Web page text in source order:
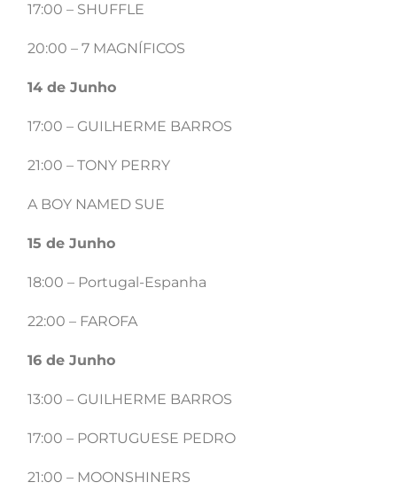
17:00 – SHUFFLE
20:00 – 7 MAGNÍFICOS
14 de Junho
17:00 – GUILHERME BARROS
21:00 – TONY PERRY
A BOY NAMED SUE
15 de Junho
18:00 – Portugal-Espanha
22:00 – FAROFA
16 de Junho
13:00 – GUILHERME BARROS
17:00 – PORTUGUESE PEDRO
21:00 – MOONSHINERS